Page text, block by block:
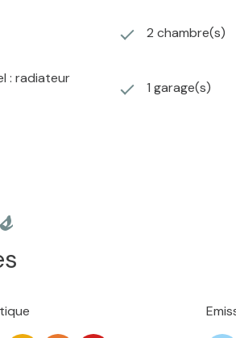
2 chambre(s)
: radiateur
1 garage(s)